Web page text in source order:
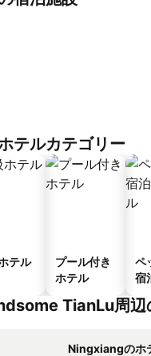
テルカテゴリー
テル
プール付き
ホテル
ペ
宿
TianLu周辺
Ningxiangのホ